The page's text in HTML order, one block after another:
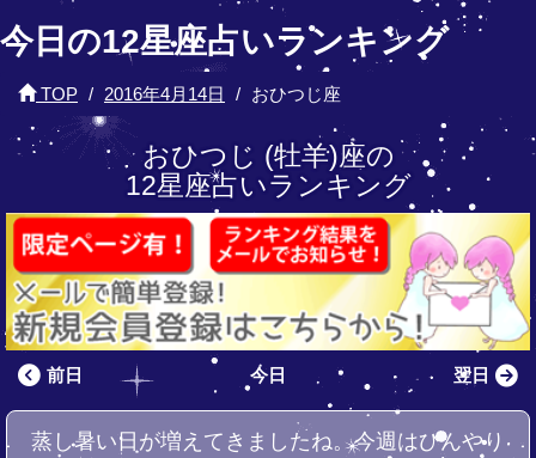
今日の12星座占いランキング
TOP 2016年4月14日 おひつじ座
おひつじ (牡羊)座の
12星座占いランキング
前日 今日 翌日
蒸し暑い日が増えてきましたね。今週はひんやり